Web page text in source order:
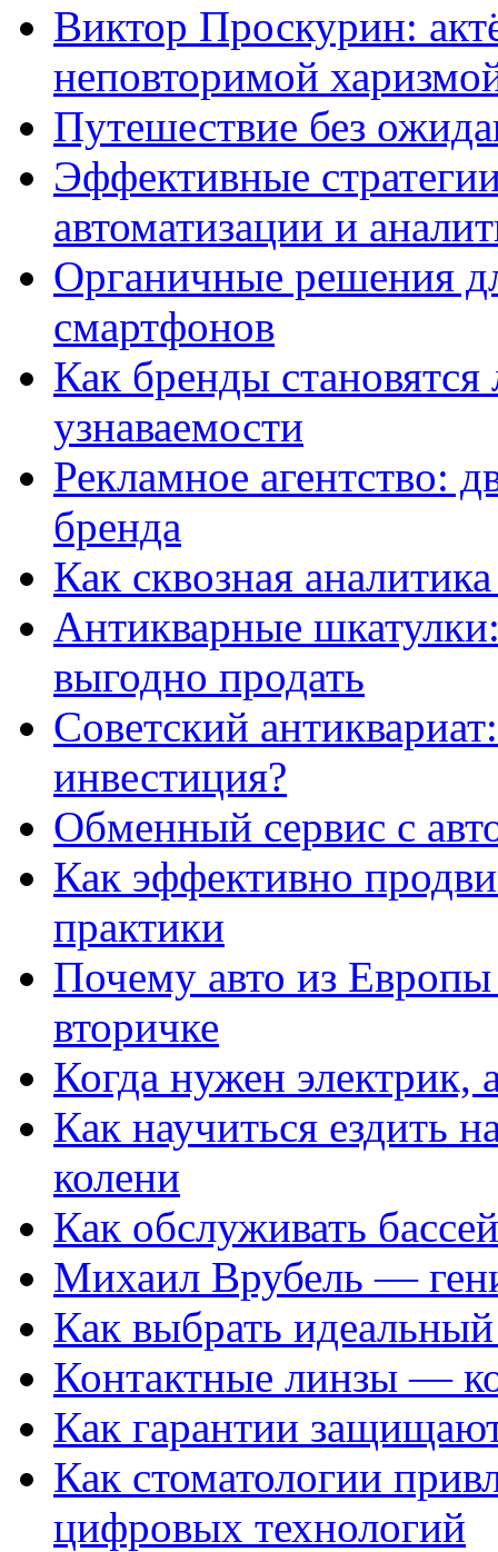
Виктор Проскурин:
неповторимой
Путешествие без
Эффективные
автоматизации и
Органичные решения
смартфонов
Как бренды
узнаваемости
Рекламное агентство:
бренда
Как сквозная
Антикварные
выгодно продать
Советский
инвестиция?
Обменный сервис с
Как эффективно
практики
Почему авто из
вторичке
Когда нужен электрик,
Как научиться ездить
колени
Как обслуживать
Михаил Врубель —
Как выбрать
Контактные линзы —
Как гарантии
Как стоматологии
цифровых технологий